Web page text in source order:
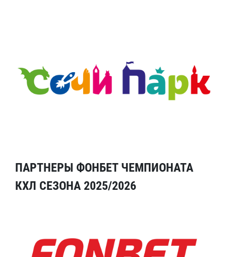
ПАРТНЕРЫ ФОНБЕТ ЧЕМПИОНАТА
КХЛ СЕЗОНА 2025/2026